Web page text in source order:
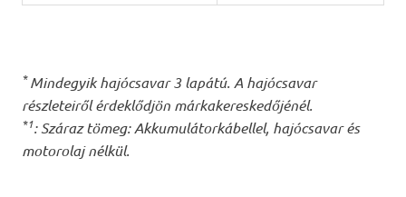
*Mindegyik hajócsavar 3 lapátú. A hajócsavar
részleteiről érdeklődjön márkakereskedőjénél.
*1: Száraz tömeg: Akkumulátorkábellel, hajócsavar és
motorolaj nélkül.